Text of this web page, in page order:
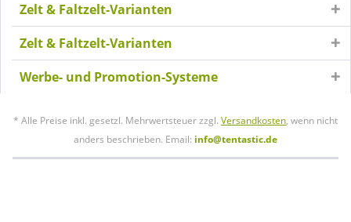
Zelt & Faltzelt-Varianten
Zelt & Faltzelt-Varianten
Werbe- und Promotion-Systeme
* Alle Preise inkl. gesetzl. Mehrwertsteuer zzgl. Versandkosten, wenn nicht
anders beschrieben. Email: info@tentastic.de